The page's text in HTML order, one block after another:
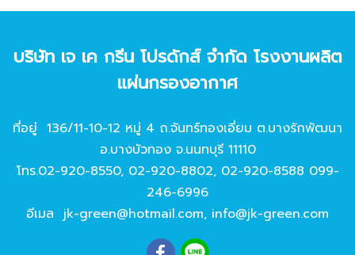
บริษัท เจ เค กรีน โปรดักส์ จํากัด โรงงานผลิต
แผ่นกรองอากาศ
ที่อยู่ 136/11-10-12 หมู่ 4 ถ.จันทร์ทองเอี่ยม ต.บางรักพัฒนา
อ.บางบัวทอง จ.นนทบุรี 11110
โทร.02-920-8550, 02-920-8802, 02-920-8588 099-
246-6996
อีเมล jk-green@hotmail.com, info@jk-green.com